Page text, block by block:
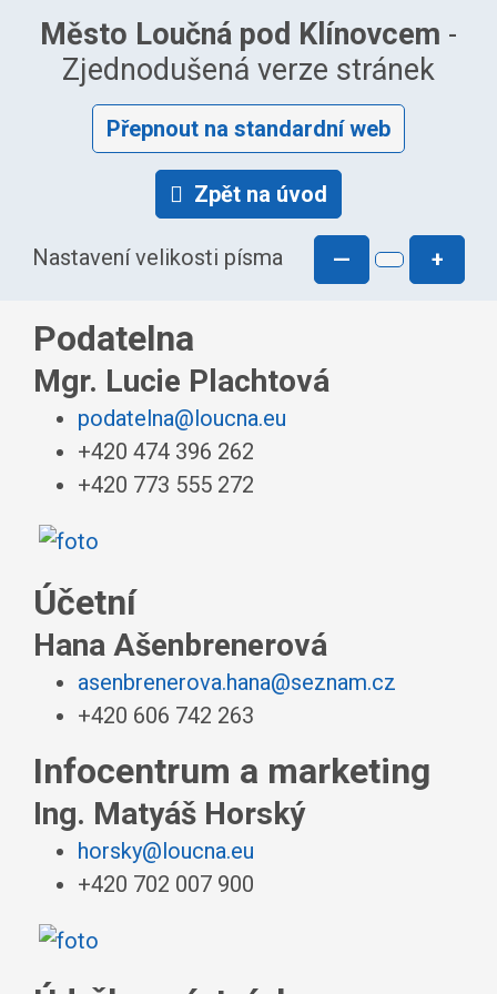
Město Loučná pod Klínovcem -
Zjednodušená verze stránek
Přepnout na standardní web
Zpět na úvod
Nastavení velikosti písma — +
Podatelna
Mgr. Lucie Plachtová
podatelna@loucna.eu
+420 474 396 262
+420 773 555 272
Účetní
Hana Ašenbrenerová
asenbrenerova.hana@seznam.cz
+420 606 742 263
Infocentrum a marketing
Ing. Matyáš Horský
horsky@loucna.eu
+420 702 007 900